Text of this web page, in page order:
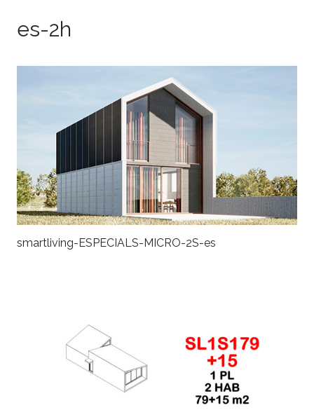
es-2h
smartliving-ESPECIALS-MICRO-2S-es